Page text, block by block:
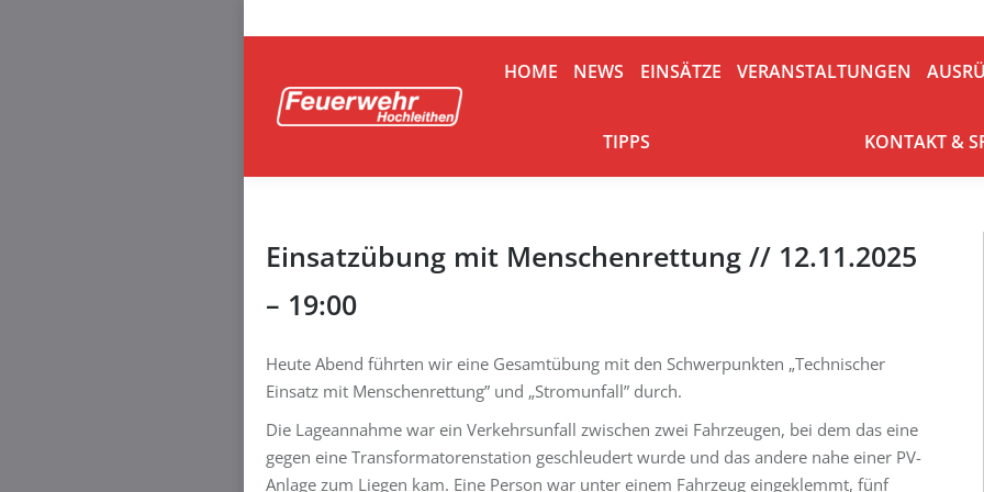
HOME NEWS EINSÄTZE VERANSTALTUNGEN
TIPPS KONTAKT &
Einsatzübung mit Menschenrettung // 12.11.2025
– 19:00
Heute Abend führten wir eine Gesamtübung mit den Schwerpunkten „Technischer
Einsatz mit Menschenrettung” und „Stromunfall” durch.
Die Lageannahme war ein Verkehrsunfall zwischen zwei Fahrzeugen, bei dem das eine
gegen eine Transformatorenstation geschleudert wurde und das andere nahe einer PV-
Anlage zum Liegen kam. Eine Person war unter einem Fahrzeug eingeklemmt, fünf
HOME NEWS EINSÄTZE VERANSTALTUNGEN